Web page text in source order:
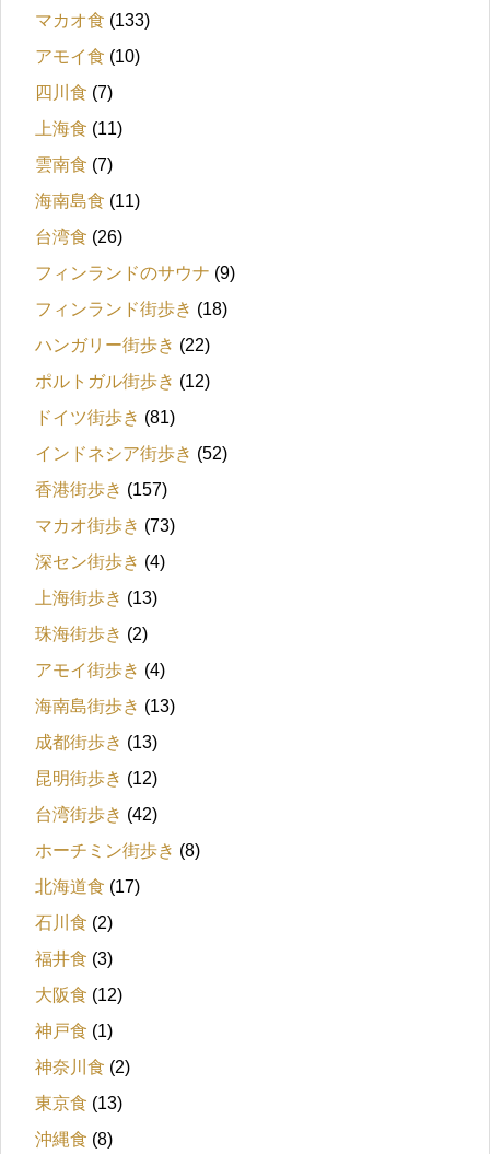
マカオ食 (133)
アモイ食 (10)
四川食 (7)
上海食 (11)
雲南食 (7)
海南島食 (11)
台湾食 (26)
フィンランドのサウナ (9)
フィンランド街歩き (18)
ハンガリー街歩き (22)
ポルトガル街歩き (12)
ドイツ街歩き (81)
インドネシア街歩き (52)
香港街歩き (157)
マカオ街歩き (73)
深セン街歩き (4)
上海街歩き (13)
珠海街歩き (2)
アモイ街歩き (4)
海南島街歩き (13)
成都街歩き (13)
昆明街歩き (12)
台湾街歩き (42)
ホーチミン街歩き (8)
北海道食 (17)
石川食 (2)
福井食 (3)
大阪食 (12)
神戸食 (1)
神奈川食 (2)
東京食 (13)
沖縄食 (8)